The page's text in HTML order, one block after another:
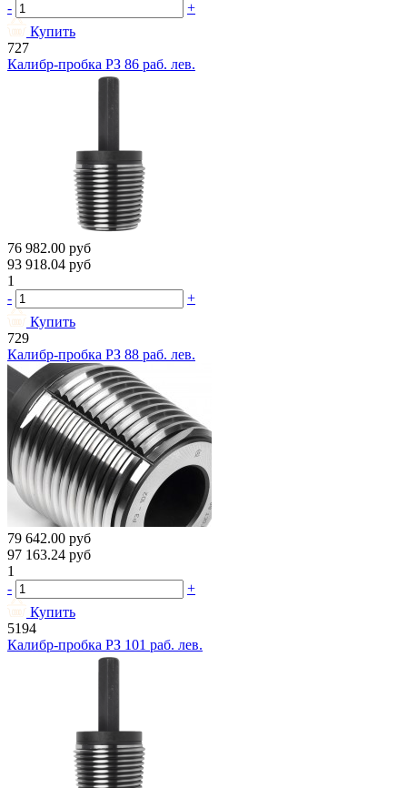
-
+
Купить
727
Калибр-пробка РЗ 86 раб. лев.
76 982.00 руб
93 918.04 руб
1
-
+
Купить
729
Калибр-пробка РЗ 88 раб. лев.
79 642.00 руб
97 163.24 руб
1
-
+
Купить
5194
Калибр-пробка РЗ 101 раб. лев.